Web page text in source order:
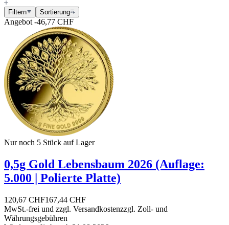
Filtern Sortierung
Angebot -46,77 CHF
Nur noch 5 Stück auf Lager
0,5g Gold Lebensbaum 2026 (Auflage:
5.000 | Polierte Platte)
120,67 CHF167,44 CHF
MwSt.-frei und zzgl. Versandkostenzzgl. Zoll- und
Währungsgebühren